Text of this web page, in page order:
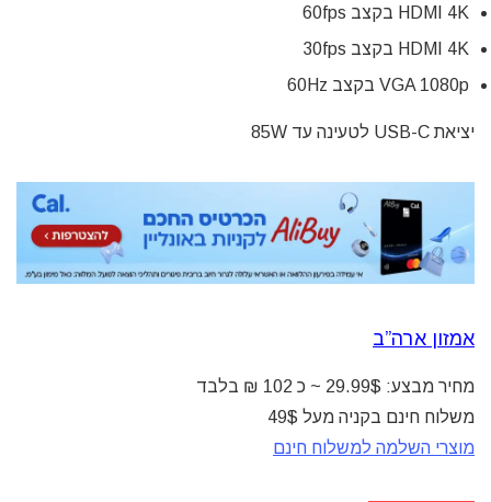
HDMI 4K בקצב 60fps
HDMI 4K בקצב 30fps
VGA 1080p בקצב 60Hz
יציאת USB-C לטעינה עד 85W
אמזון ארה”ב
מחיר מבצע: 29.99$ ~ כ 102 ₪ בלבד
משלוח חינם בקניה מעל 49$
מוצרי השלמה למשלוח חינם